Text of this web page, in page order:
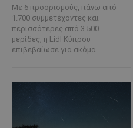
Με 6 προορισμούς, πάνω από
1.700 συμμετέχοντες και
περισσότερες από 3.500
μερίδες, η Lidl Κύπρου
επιβεβαίωσε για ακόμα...